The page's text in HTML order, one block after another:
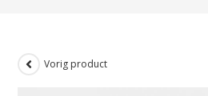
Vorig product